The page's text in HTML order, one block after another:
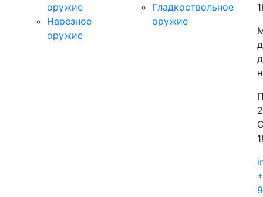
оружие
Нарезное
оружие
Гладкоствольное
оружие